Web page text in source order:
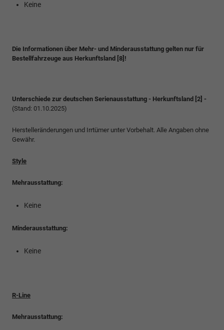
Keine
Die Informationen über Mehr- und Minderausstattung gelten nur für
Bestellfahrzeuge aus Herkunftsland [8]!
Unterschiede zur deutschen Serienausstattung - Herkunftsland [2] -
(Stand: 01.10.2025)
Herstelleränderungen und Irrtümer unter Vorbehalt. Alle Angaben ohne
Gewähr.
Style
Mehrausstattung:
Keine
Minderausstattung:
Keine
R-Line
Mehrausstattung: